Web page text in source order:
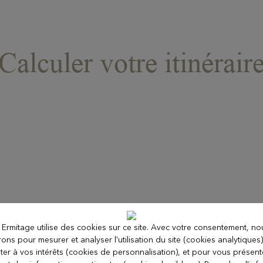
Calculer votre
utilise des cookies sur ce site. Avec votre consentement,
pour mesurer et analyser l'utilisation du site (cookies
à vos intérêts (cookies de personnalisation), et pour vous